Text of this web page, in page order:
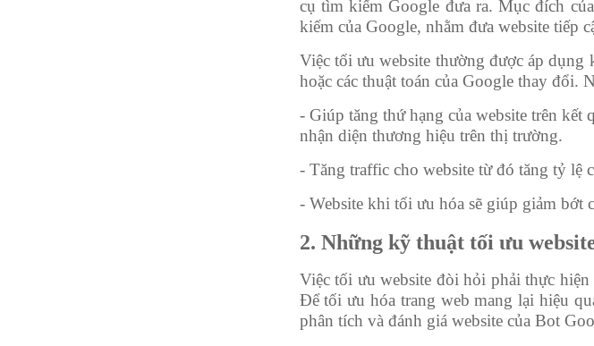
cụ tìm kiếm Google đưa ra. Mục đích
kiếm của Google, nhằm đưa website tiếp
Việc tối ưu website thường được áp dụng
hoặc các thuật toán của Google thay đổi.
- Giúp tăng thứ hạng của website trên
nhận diện thương hiệu trên thị trường.
- Tăng traffic cho website từ đó tăng tỷ lệ
- Website khi tối ưu hóa sẽ giúp giảm bớt
2. Những kỹ thuật tối ưu
Việc tối ưu website đòi hỏi phải thực
Để tối ưu hóa trang web mang lại hiệu
phân tích và đánh giá website của Bot